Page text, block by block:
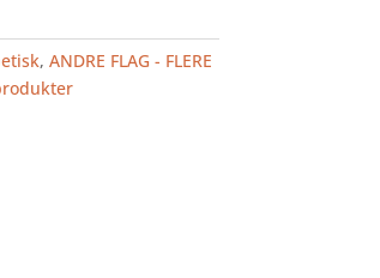
,ANDRE FLAG - FLERE